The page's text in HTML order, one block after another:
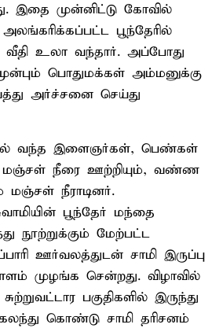
இதை முன்னிட்டு கோவில்
பூந்தேரில்
வீதி உலா வந்தார். அப்போது
பொதுமக்கள் அம்மனுக்கு
அர்ச்சனை செய்து
வந்த இளைஞர்கள், பெண்கள்
மஞ்சள் நீரை ஊற்றியும், வண்ண
மஞ்சள் நீராடினர்.
பூந்தேர் மந்தை
நூற்றுக்கும் மேற்பட்ட
ஊர்வலத்துடன் சாமி இருப்பு
முழங்க சென்றது. விழாவில்
பகுதிகளில் இருந்து
கொண்டு சாமி தரிசனம்